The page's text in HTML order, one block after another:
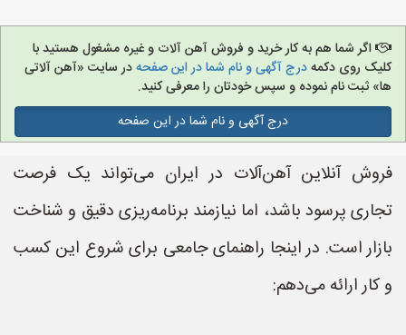
اگر شما هم به کار خرید و فروش آهن آلات و غیره مشغول هستید با
کلیک روی دکمهدرج آگهی و نام شما در این صفحهدر سایت «آهن آلاتی
ها» ثبت نام نموده و سپس خودتان را معرفی کنید.
درج آگهی و نام شما در این صفحه
فروش آنلاین آهن‌آلات در ایران می‌تواند یک فرصت
تجاری پرسود باشد، اما نیازمند برنامه‌ریزی دقیق و شناخت
بازار است. در اینجا راهنمای جامعی برای شروع این کسب
و کار ارائه می‌دهم: